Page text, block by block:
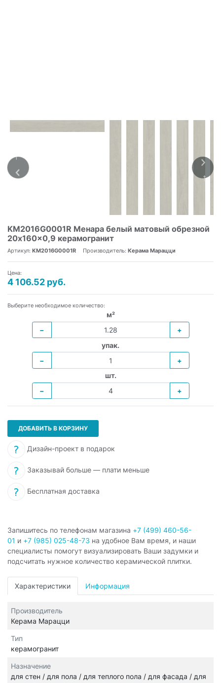
KM2016G0001R Менара белый матовый обрезной
20x160x0,9 керамогранит
Артикул: KM2016G0001R Производитель: Керама Марацци
Цена:
4 106.52 руб.
Выберите необходимое количество:
м²
−
+
упак.
−
+
шт.
−
+
ДОБАВИТЬ В КОРЗИНУ
Дизайн-проект в подарок
Заказывай больше — плати меньше
Бесплатная доставка
Запишитесь по телефонам магазина +7 (499) 460-56-
01 и +7 (985) 025-48-73 на удобное Вам время, и наши
специалисты помогут визуализировать Ваши задумки и
подсчитать нужное количество керамической плитки.
Характеристики Информация
Производитель
Керама Марацци
Тип
керамогранит
Назначение
для стен / для пола / для теплого пола / для фасада / для